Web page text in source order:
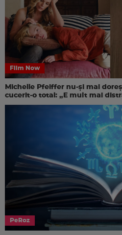
Film Now
Michelle Pfeiffer nu-și mai
cucerit-o total: „E mult mai
PeRoz